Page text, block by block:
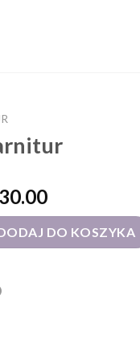
DO KOSZYKA